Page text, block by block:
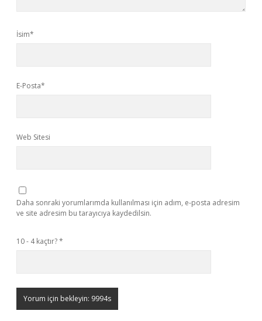
İsim*
E-Posta*
Web Sitesi
Daha sonraki yorumlarımda kullanılması için adım, e-posta adresim
ve site adresim bu tarayıcıya kaydedilsin.
10 - 4 kaçtır?*